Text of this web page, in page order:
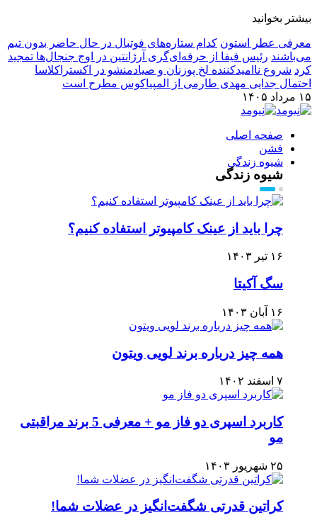
بیشتر بخوانید
معرفی عطر استون کدام ستاره‌های فوتبال در حال حاضر بدون تیم
می‌باشند رئیس فیفا از حرفه‌ای‌گری آرژانتین در اوج جنجال‌ها تمجید
کرد شروع ناامیدکننده لخ پوزنان و صیادمنشو در اکستراکلاسا
احتمال جدایی مهدی طارمی از المپیاکوس مطرح است
۱۵ مرداد ۱۴۰۵
صفحه اصلی
فشن
شیوه زندگی
شیوه زندگی
چرا باید از عینک کامپیوتر استفاده کنیم؟
۱۶ تیر ۱۴۰۳
سگ آکیتا
۱۶ آبان ۱۴۰۳
همه چیز درباره برند لویی ویتون
۷ اسفند ۱۴۰۲
کاربرد اسپری دو فاز مو + معرفی 5 برند مراقبتی
مو
۲۵ شهریور ۱۴۰۳
کراتین قدرتی شگفت‌انگیز در عضلات شما!